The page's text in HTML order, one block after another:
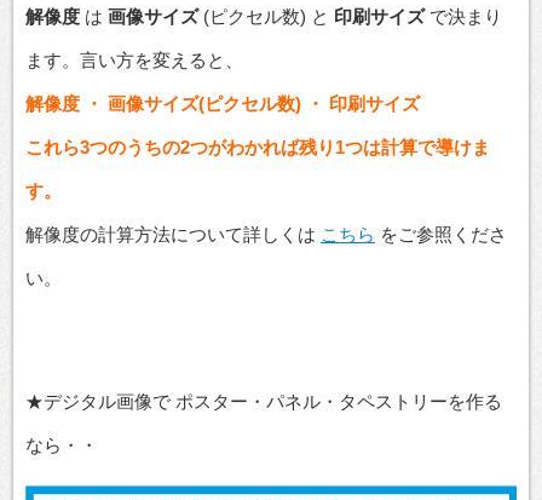
解像度 は 画像サイズ(ピクセル数) と 印刷サイズ で決まり
ます。言い方を変えると、
解像度 ・ 画像サイズ(ピクセル数) ・ 印刷サイズ
これら3つのうちの2つがわかれば残り1つは計算で導けま
す。
解像度の計算方法について詳しくは こちら をご参照くださ
い。
★デジタル画像で ポスター・パネル・タペストリーを作る
なら・・